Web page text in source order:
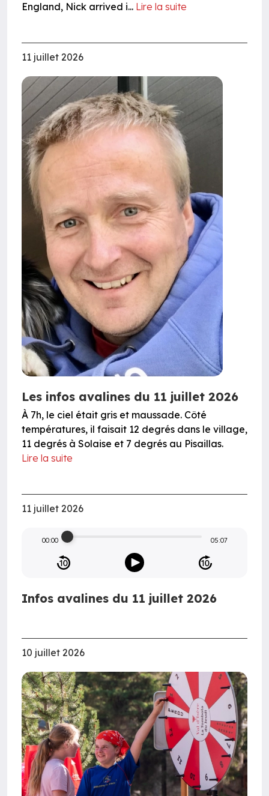
England, Nick arrived i... Lire la suite
11 juillet 2026
Les infos avalines du 11 juillet 2026
À 7h, le ciel était gris et maussade. Côté
températures, il faisait 12 degrés dans le village,
11 degrés à Solaise et 7 degrés au Pisaillas.
Lire la suite
11 juillet 2026
00:00 05:07
Infos avalines du 11 juillet 2026
10 juillet 2026